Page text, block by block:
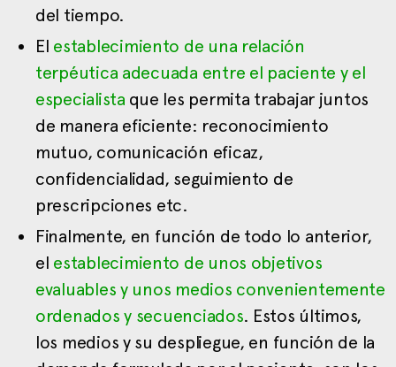
del tiempo.
El establecimiento de una relación
terpéutica adecuada entre el paciente y el
especialista que les permita trabajar juntos
de manera eficiente: reconocimiento
mutuo, comunicación eficaz,
confidencialidad, seguimiento de
prescripciones etc.
Finalmente, en función de todo lo anterior,
el establecimiento de unos objetivos
evaluables y unos medios convenientemente
ordenados y secuenciados. Estos últimos,
los medios y su despliegue, en función de la